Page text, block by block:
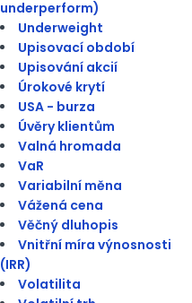
underperform)
Underweight
Upisovací období
Upisování akcií
Úrokové krytí
USA - burza
Úvěry klientům
Valná hromada
VaR
Variabilní měna
Vážená cena
Věčný dluhopis
Vnitřní míra výnosnosti
(IRR)
Volatilita